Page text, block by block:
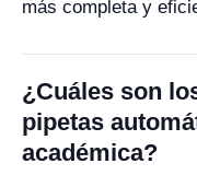
más completa y
¿Cuáles son
pipetas
académica?